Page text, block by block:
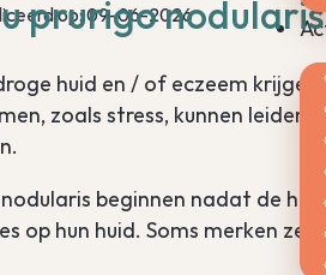
op: 09-06-2026
prurigo
huid en / of eczeem
zoals stress, kunnen
beginnen nadat de
op hun huid. Soms merken ze